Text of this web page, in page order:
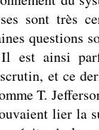
sont très
questions
Il est ainsi
et ce
T.
lier la